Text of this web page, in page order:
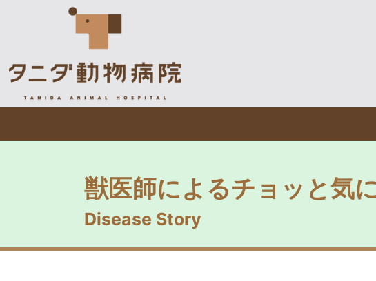
獣医師によるチョッと気
Disease Story